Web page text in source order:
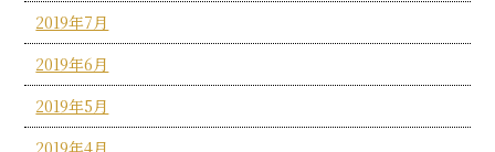
2019年7月
2019年6月
2019年5月
2019年4月